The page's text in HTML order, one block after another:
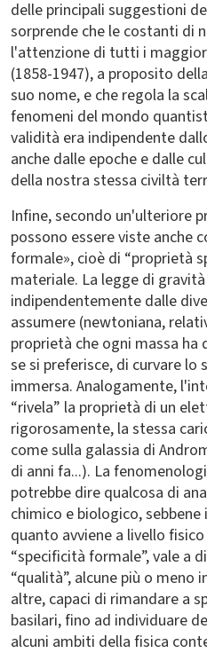
delle principali suggestioni
sorprende che le costanti di
l'attenzione di tutti i
(1858-1947), a proposito
suo nome, e che regola la
fenomeni del mondo
validità era indipendente
anche dalle epoche e dalle
della nostra stessa civiltà
Infine, secondo un'ulteriore
possono essere viste anche
formale», cioè di “proprietà
materiale. La legge di
indipendentemente dalle
assumere (newtoniana,
proprietà che ogni massa
se si preferisce, di curvare lo
immersa. Analogamente,
“rivela” la proprietà di un
rigorosamente, la stessa
come sulla galassia di
di anni fa...). La
potrebbe dire qualcosa di
chimico e biologico,
quanto avviene a livello
“specificità formale”, vale a
“qualità”, alcune più o
altre, capaci di rimandare a
basilari, fino ad individuare
alcuni ambiti della fisica